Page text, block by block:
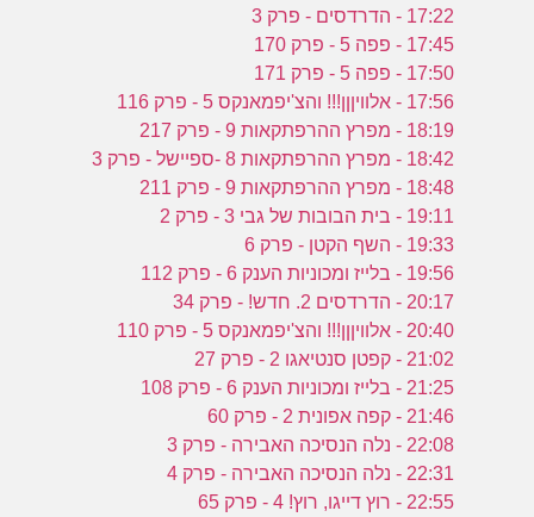
17:22 - הדרדסים - פרק 3
17:45 - פפה 5 - פרק 170
17:50 - פפה 5 - פרק 171
17:56 - אלוויןןן!!! והצ'יפמאנקס 5 - פרק 116
18:19 - מפרץ ההרפתקאות 9 - פרק 217
18:42 - מפרץ ההרפתקאות 8 -ספיישל - פרק 3
18:48 - מפרץ ההרפתקאות 9 - פרק 211
19:11 - בית הבובות של גבי 3 - פרק 2
19:33 - השף הקטן - פרק 6
19:56 - בלייז ומכוניות הענק 6 - פרק 112
20:17 - הדרדסים 2. חדש! - פרק 34
20:40 - אלוויןןן!!! והצ'יפמאנקס 5 - פרק 110
21:02 - קפטן סנטיאגו 2 - פרק 27
21:25 - בלייז ומכוניות הענק 6 - פרק 108
21:46 - קפה אפונית 2 - פרק 60
22:08 - נלה הנסיכה האבירה - פרק 3
22:31 - נלה הנסיכה האבירה - פרק 4
22:55 - רוץ דייגו, רוץ! 4 - פרק 65